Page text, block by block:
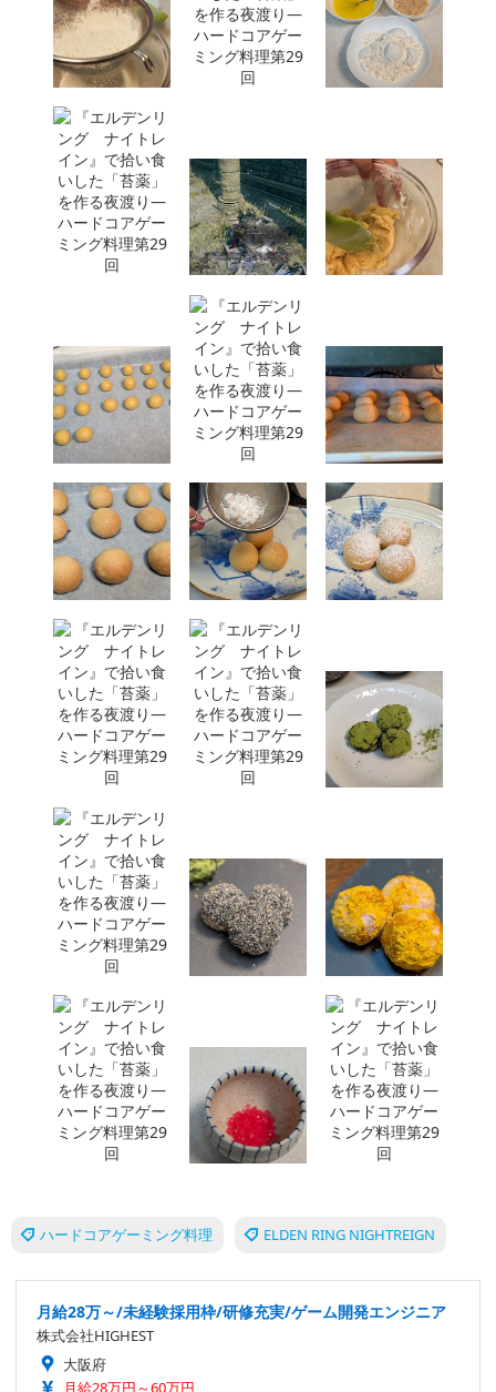
ハードコアゲーミング料理 ELDEN RING NIGHTREIGN
月給28万～/未経験採用枠/研修充実/ゲーム開発エンジニア
株式会社HIGHEST
大阪府
月給28万円～60万円